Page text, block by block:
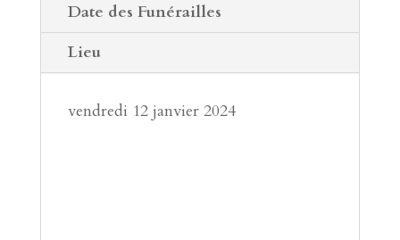
Date des Funérailles
Lieu
vendredi 12 janvier 2024